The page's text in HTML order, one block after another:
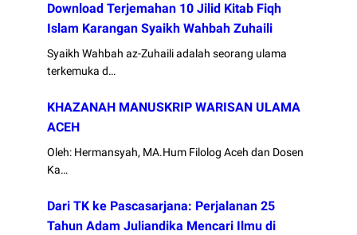
Download Terjemahan 10 Jilid Kitab Fiqh
Islam Karangan Syaikh Wahbah Zuhaili
Syaikh Wahbah az-Zuhaili adalah seorang ulama
terkemuka d…
KHAZANAH MANUSKRIP WARISAN ULAMA
ACEH
Oleh: Hermansyah, MA.Hum Filolog Aceh dan Dosen
Ka…
Dari TK ke Pascasarjana: Perjalanan 25
Tahun Adam Juliandika Mencari Ilmu di